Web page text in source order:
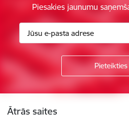
Piesakies jaunumu
Ātrās saites